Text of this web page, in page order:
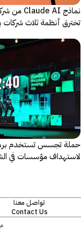
تخترق أنظمة ثلاث شركات
حملة تجسس تستخدم
لاستهداف مؤسسات في
تواصل معنا
Contact Us